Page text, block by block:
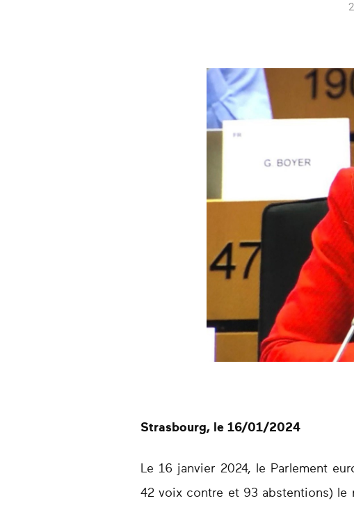
Strasbourg, le 16/01/2024
Le 16 janvier 2024, le Parlement
42 voix contre et 93 abstentions) le